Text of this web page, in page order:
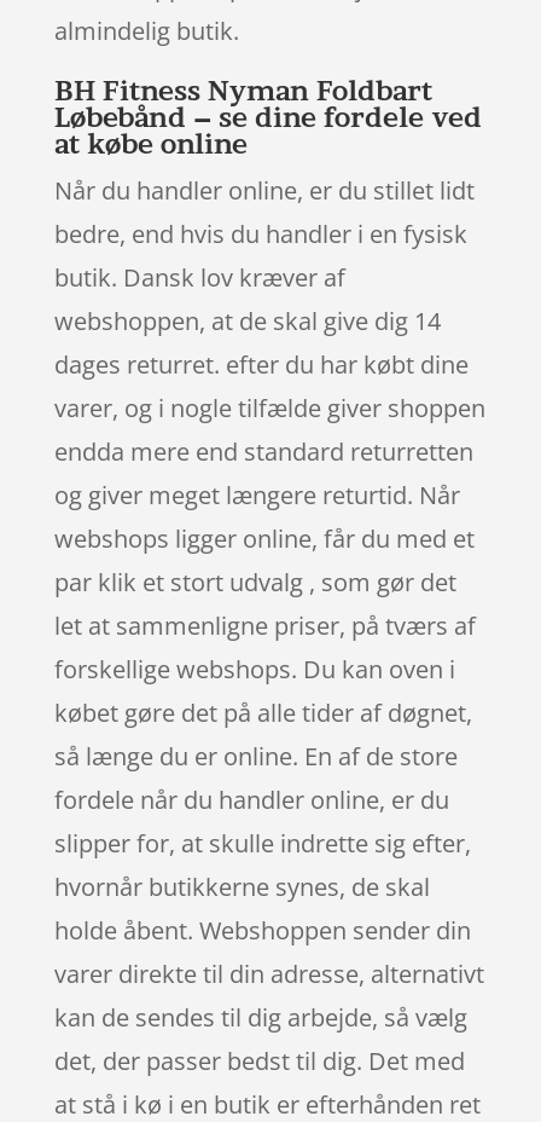
almindelig butik.
BH Fitness Nyman Foldbart
Løbebånd – se dine fordele ved
at købe online
Når du handler online, er du stillet lidt
bedre, end hvis du handler i en fysisk
butik. Dansk lov kræver af
webshoppen, at de skal give dig 14
dages returret. efter du har købt dine
varer, og i nogle tilfælde giver shoppen
endda mere end standard returretten
og giver meget længere returtid. Når
webshops ligger online, får du med et
par klik et stort udvalg , som gør det
let at sammenligne priser, på tværs af
forskellige webshops. Du kan oven i
købet gøre det på alle tider af døgnet,
så længe du er online. En af de store
fordele når du handler online, er du
slipper for, at skulle indrette sig efter,
hvornår butikkerne synes, de skal
holde åbent. Webshoppen sender din
varer direkte til din adresse, alternativt
kan de sendes til dig arbejde, så vælg
det, der passer bedst til dig. Det med
at stå i kø i en butik er efterhånden ret